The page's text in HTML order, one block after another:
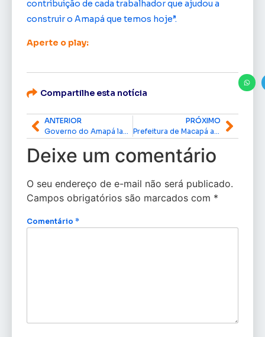
contribuição de cada trabalhador que ajudou a
construir o Amapá que temos hoje”.
Aperte o play:
Compartilhe esta notícia
ANTERIOR
PRÓXIMO
Deixe um comentário
O seu endereço de e-mail não será publicado.
Campos obrigatórios são marcados com *
Comentário *